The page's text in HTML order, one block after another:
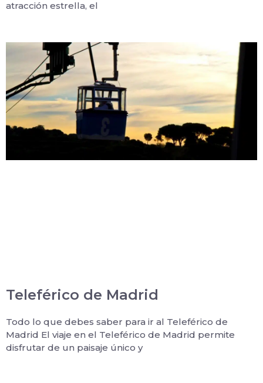
atracción estrella, el
Teleférico de Madrid
Todo lo que debes saber para ir al Teleférico de
Madrid El viaje en el Teleférico de Madrid permite
disfrutar de un paisaje único y